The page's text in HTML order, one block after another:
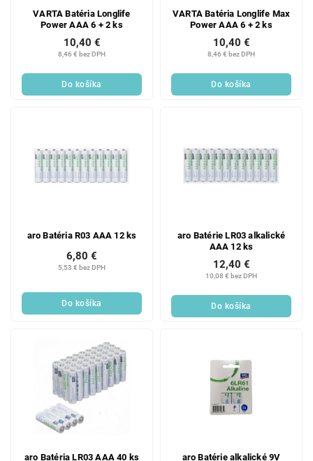
VARTA Batéria Longlife
Power AAA 6 + 2 ks
8,46 € bez DPH
10,40 €
Do košíka
VARTA Batéria Longlife Max
Power AAA 6 + 2 ks
8,46 € bez DPH
10,40 €
Do košíka
aro Batéria R03 AAA 12 ks
5,53 € bez DPH
6,80 €
Do košíka
aro Batérie LR03 alkalické
AAA 12 ks
10,08 € bez DPH
12,40 €
Do košíka
aro Batéria LR03 AAA 40 ks aro Batérie alkalické 9V